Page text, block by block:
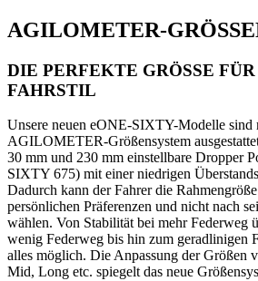
AGILOMETER-
DIE PERFEKTE GRÖSSE
FAHRSTIL
Unsere neuen eONE-SIXTY-Modelle sind
AGILOMETER-Größensystem
30 mm und 230 mm einstellbare Dropper
SIXTY 675) mit einer niedrigen
Dadurch kann der Fahrer die
persönlichen Präferenzen und nicht nach
wählen. Von Stabilität bei mehr Federweg
wenig Federweg bis hin zum geradlinigen
alles möglich. Die Anpassung der Größen
Mid, Long etc. spiegelt das neue